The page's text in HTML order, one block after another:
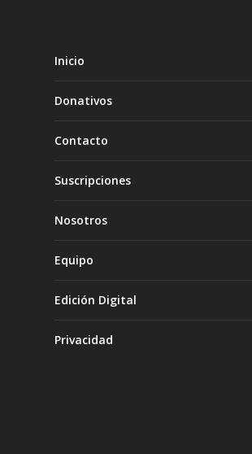
Inicio
Donativos
Contacto
Suscripciones
Nosotros
Equipo
Edición Digital
Privacidad